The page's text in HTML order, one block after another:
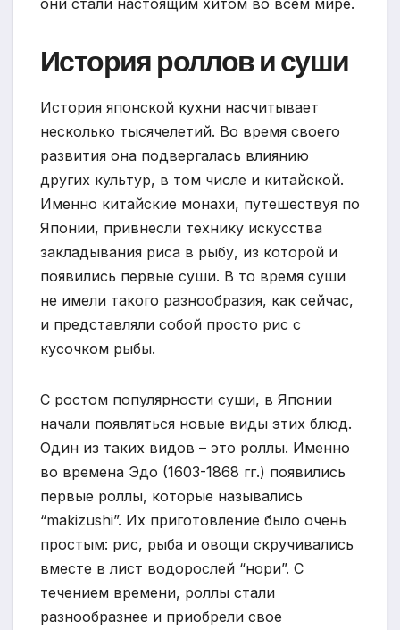
История роллов и суши
История японской кухни насчитывает
несколько тысячелетий. Во время своего
развития она подвергалась влиянию
других культур, в том числе и китайской.
Именно китайские монахи, путешествуя по
Японии, привнесли технику искусства
закладывания риса в рыбу, из которой и
появились первые суши. В то время суши
не имели такого разнообразия, как сейчас,
и представляли собой просто рис с
кусочком рыбы.
С ростом популярности суши, в Японии
начали появляться новые виды этих блюд.
Один из таких видов – это роллы. Именно
во времена Эдо (1603-1868 гг.) появились
первые роллы, которые назывались
“makizushi”. Их приготовление было очень
простым: рис, рыба и овощи скручивались
вместе в лист водорослей “нори”. С
течением времени, роллы стали
разнообразнее и приобрели свое